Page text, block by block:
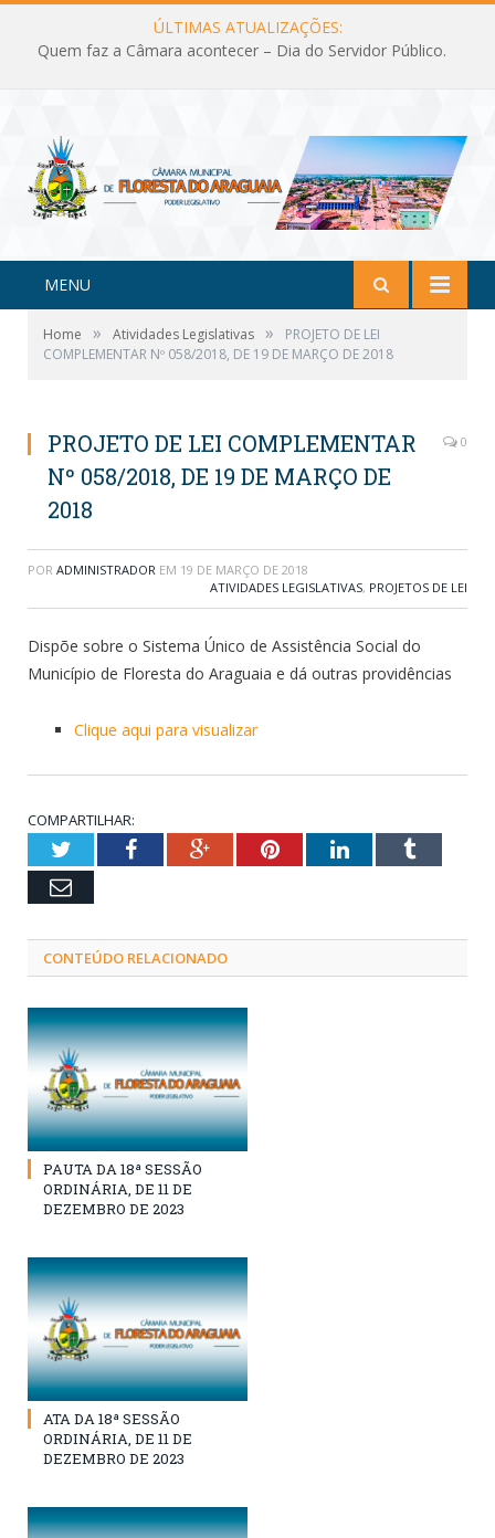
ÚLTIMAS ATUALIZAÇÕES:
Quem faz a Câmara acontecer – Dia do Servidor Público.
MENU
Home » Atividades Legislativas »
PROJETO DE LEI
COMPLEMENTAR Nº 058/2018, DE 19 DE MARÇO DE 2018
PROJETO DE LEI COMPLEMENTAR
Nº 058/2018, DE 19 DE MARÇO DE
2018
0
POR ADMINISTRADOR EM 19 DE MARÇO DE 2018
ATIVIDADES LEGISLATIVAS, PROJETOS DE LEI
Dispõe sobre o Sistema Único de Assistência Social do
Município de Floresta do Araguaia e dá outras providências
Clique aqui para visualizar
COMPARTILHAR:
TwitterFacebookGoogle+PinterestLinkedInTumblr
Email
CONTEÚDO RELACIONADO
PAUTA DA 18ª SESSÃO
ORDINÁRIA, DE 11 DE
DEZEMBRO DE 2023
ATA DA 18ª SESSÃO
ORDINÁRIA, DE 11 DE
DEZEMBRO DE 2023